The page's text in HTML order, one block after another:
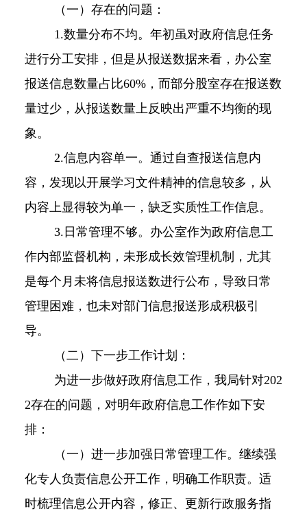
（一）存在的问题：
1.数量分布不均。 年初虽对政府信息任务
进行分工安排，但是从报送数据来看，办公室
报送信息数量占比60%，而部分股室存在报送数
量过少，从报送数量上反映出严重不均衡的现
象。
2.信息内容单一。 通过自查报送信息内
容，发现以开展学习文件精神的信息较多，从
内容上显得较为单一，缺乏实质性工作信息。
3. 日常管理不够。 办公室作为政府信息工
作内部监督机构，未形成长效管理机制，尤其
是每个月未将信息报送数进行公布，导致日常
管理困难，也未对部门信息报送形成积极引
导。
（二）下一步工作计划：
为进一步做好政府信息工作，我局针对202
2存在的问题，对明年政府信息工作作如下安
排：
（一） 进一步加强日常管理工作。 继续强
化专人负责信息公开工作，明确工作职责。适
时梳理信息公开内容，修正、更新行政服务指